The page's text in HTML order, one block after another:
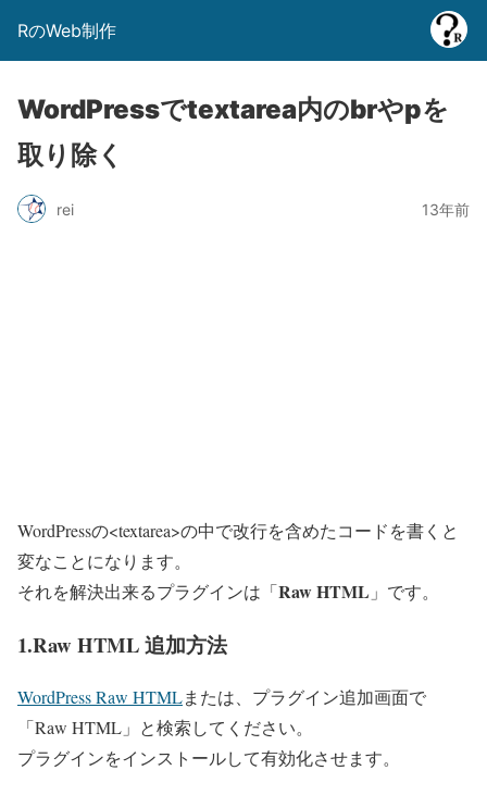
RのWeb制作
WordPressでtextarea内のbrやpを
取り除く
rei 13年前
WordPressの<textarea>の中で改行を含めたコードを書くと
変なことになります。
それを解決出来るプラグインは「Raw HTML 」です。
1.Raw HTML 追加方法
WordPress Raw HTMLまたは、プラグイン追加画面で
「Raw HTML」と検索してください。
プラグインをインストールして有効化させます。